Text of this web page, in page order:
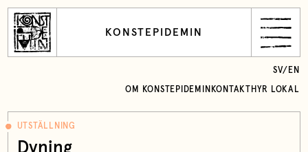
KONSTEPIDEMIN
OM KONSTEPIDEMIN KONTAKT HYR LOKAL
SV/ EN
UTSTÄLLNING
Dyning